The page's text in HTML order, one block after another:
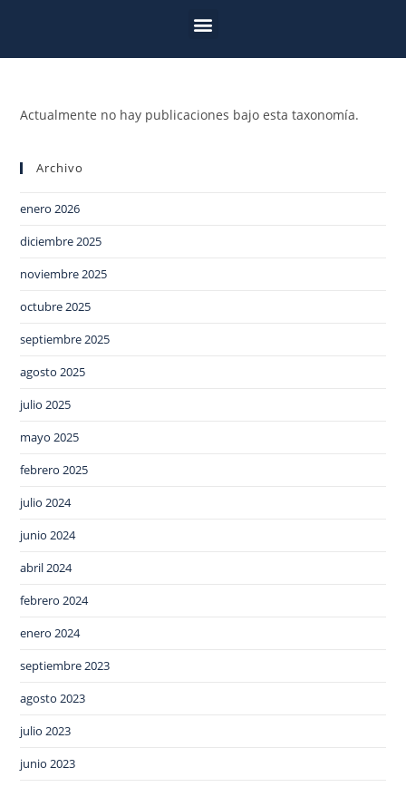
Actualmente no hay publicaciones bajo esta taxonomía.
Archivo
enero 2026
diciembre 2025
noviembre 2025
octubre 2025
septiembre 2025
agosto 2025
julio 2025
mayo 2025
febrero 2025
julio 2024
junio 2024
abril 2024
febrero 2024
enero 2024
septiembre 2023
agosto 2023
julio 2023
junio 2023